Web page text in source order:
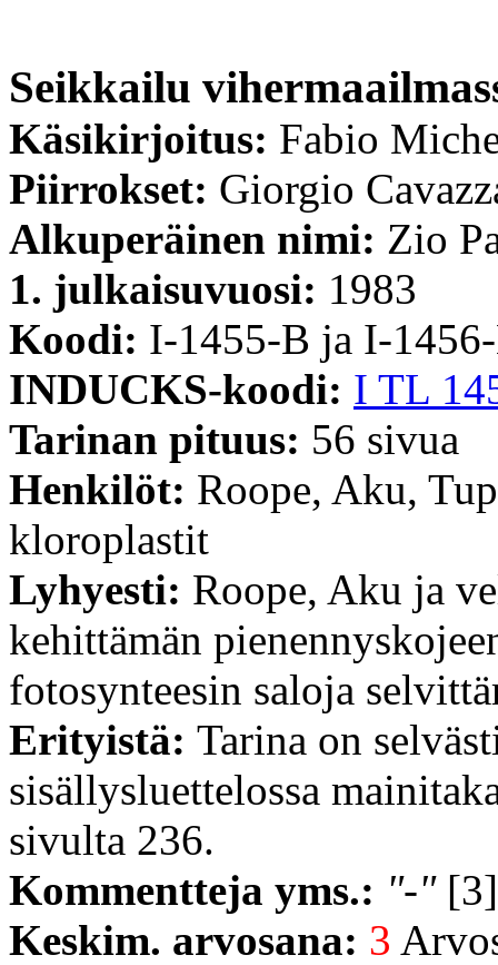
Seikkailu
Käsikirjoitus: Fabio
Piirrokset: Giorgio
Alkuperäinen nimi: Zio
1. julkaisuvuosi: 1983
Koodi: I-1455-B ja I-
INDUCKS-koodi: I TL
Tarinan pituus: 56 sivua
Henkilöt: Roope, Aku,
kloroplastit
Lyhyesti: Roope, Aku ja
kehittämän
fotosynteesin saloja
Erityistä: Tarina on
sisällysluettelossa
sivulta 236.
Kommentteja yms.: "-"
Keskim. arvosana: 3